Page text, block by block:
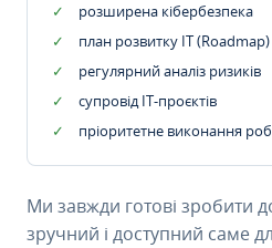
розширена кібербезпека
план розвитку IT (Roadmap)
регулярний аналіз ризиків
супровід ІТ-проєктів
пріоритетне виконання
Ми завжди готові зробити
зручний і доступний саме